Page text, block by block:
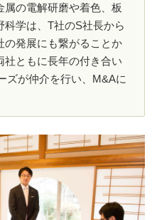
の電解研磨や着色、板
学は、T社のS社長から
の発展にも繋がることか
社ともに長年の付き合い
ズが仲介を行い、M&Aに